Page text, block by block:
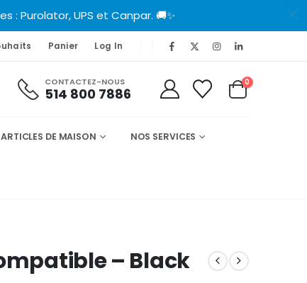
Purolator, UPS et Canpar. 🚚✨
Panier Log In
CONTACTEZ-NOUS
514 800 7886
0
ARTICLES DE MAISON NOS SERVICES
– Black